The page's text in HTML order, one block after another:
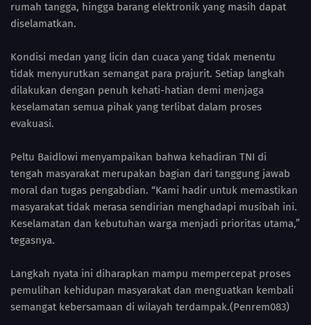
rumah tangga, hingga barang elektronik yang masih dapat
diselamatkan.
Kondisi medan yang licin dan cuaca yang tidak menentu
tidak menyurutkan semangat para prajurit. Setiap langkah
dilakukan dengan penuh kehati-hatian demi menjaga
keselamatan semua pihak yang terlibat dalam proses
evakuasi.
Peltu Baidlowi menyampaikan bahwa kehadiran TNI di
tengah masyarakat merupakan bagian dari tanggung jawab
moral dan tugas pengabdian. “Kami hadir untuk memastikan
masyarakat tidak merasa sendirian menghadapi musibah ini.
Keselamatan dan kebutuhan warga menjadi prioritas utama,”
tegasnya.
Langkah nyata ini diharapkan mampu mempercepat proses
pemulihan kehidupan masyarakat dan menguatkan kembali
semangat kebersamaan di wilayah terdampak.(Penrem083)